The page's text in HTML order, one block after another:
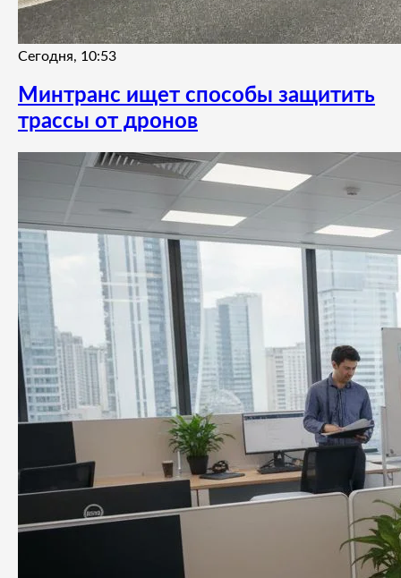
Сегодня, 10:53
Минтранс ищет способы защитить
трассы от дронов